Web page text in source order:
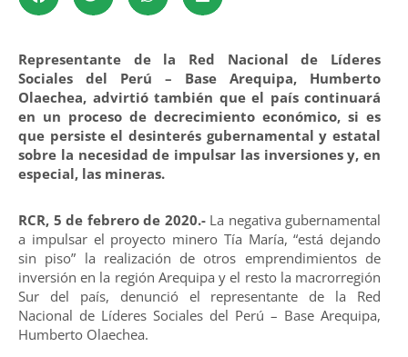
Representante de la Red Nacional de Líderes
Sociales del Perú – Base Arequipa, Humberto
Olaechea, advirtió también que el país continuará
en un proceso de decrecimiento económico, si es
que persiste el desinterés gubernamental y estatal
sobre la necesidad de impulsar las inversiones y, en
especial, las mineras.
RCR, 5 de febrero de 2020.-La negativa gubernamental
a impulsar el proyecto minero Tía María, “está dejando
sin piso” la realización de otros emprendimientos de
inversión en la región Arequipa y el resto la macrorregión
Sur del país, denunció el representante de la Red
Nacional de Líderes Sociales del Perú – Base Arequipa,
Humberto Olaechea.